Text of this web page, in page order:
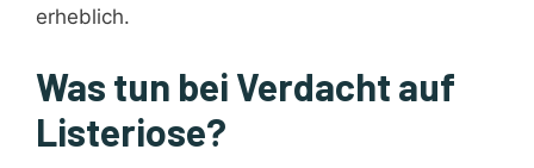
erheblich.
Was tun bei Verdacht auf
Listeriose?